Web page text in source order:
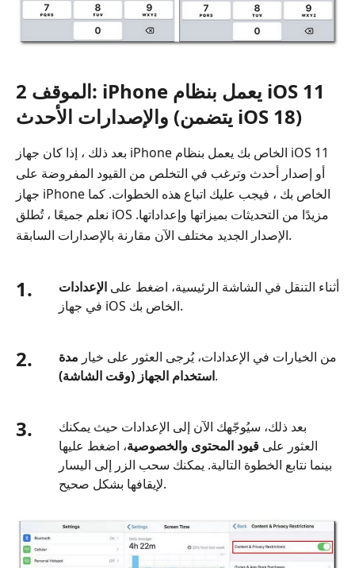
الموقف 2: iPhone يعمل بنظام iOS 11
والإصدارات الأحدث (يتضمن iOS 18)
بعد ذلك ، إذا كان جهاز iPhone الخاص بك يعمل بنظام iOS 11
أو إصدار أحدث وترغب في التخلص من القيود المفروضة على
جهاز iPhone الخاص بك ، فيجب عليك اتباع هذه الخطوات. كما
نعلم جميعًا ، تُطلق iOS مزيدًا من التحديثات بميزاتها وإعداداتها.
الإصدار الجديد مختلف الآن مقارنة بالإصدارات السابقة.
1. أثناء التنقل في الشاشة الرئيسية، اضغط على الإعدادات
في جهاز iOS الخاص بك.
2. من الخيارات في الإعدادات، يُرجى العثور على خيار مدة
استخدام الجهاز (وقت الشاشة).
3.
بعد ذلك، سيُوجّهك الآن إلى الإعدادات حيث يمكنك
العثور على قيود المحتوى والخصوصية، اضغط عليها
بينما نتابع الخطوة التالية. يمكنك سحب الزر إلى اليسار
لإيقافها بشكل صحيح.